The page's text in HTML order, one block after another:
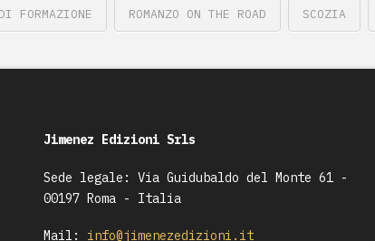
FORMAZIONE ROMANZO ON THE ROAD SCOZIA
Jimenez Edizioni Srls
Sede legale: Via Guidubaldo del Monte 61 -
00197 Roma - Italia
Mail: info@jimenezedizioni.it